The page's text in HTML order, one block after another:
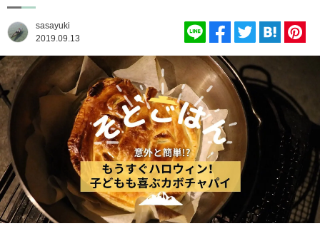
sasayuki
2019.09.13